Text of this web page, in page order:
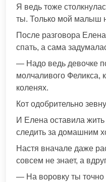
Я ведь тоже
ты. Только мой малыш
После разговора
спать, а сама
— Надо ведь девочке
молчаливого Феликса,
коленях.
Кот одобрительно
И Елена оставила
следить за домашним
Настя вначале даже
совсем не знает, а
— На воровку ты